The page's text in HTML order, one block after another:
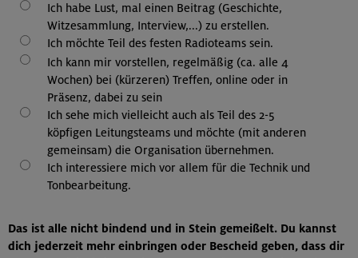
Ich habe Lust, mal einen Beitrag (Geschichte,
Witzesammlung, Interview,...) zu erstellen.
Ich möchte Teil des festen Radioteams sein.
Ich kann mir vorstellen, regelmäßig (ca. alle 4
Wochen) bei (kürzeren) Treffen, online oder in
Präsenz, dabei zu sein
Ich sehe mich vielleicht auch als Teil des 2-5
köpfigen Leitungsteams und möchte (mit anderen
gemeinsam) die Organisation übernehmen.
Ich interessiere mich vor allem für die Technik und
Tonbearbeitung.
Das ist alle nicht bindend und in Stein gemeißelt. Du kannst
dich jederzeit mehr einbringen oder Bescheid geben, dass dir